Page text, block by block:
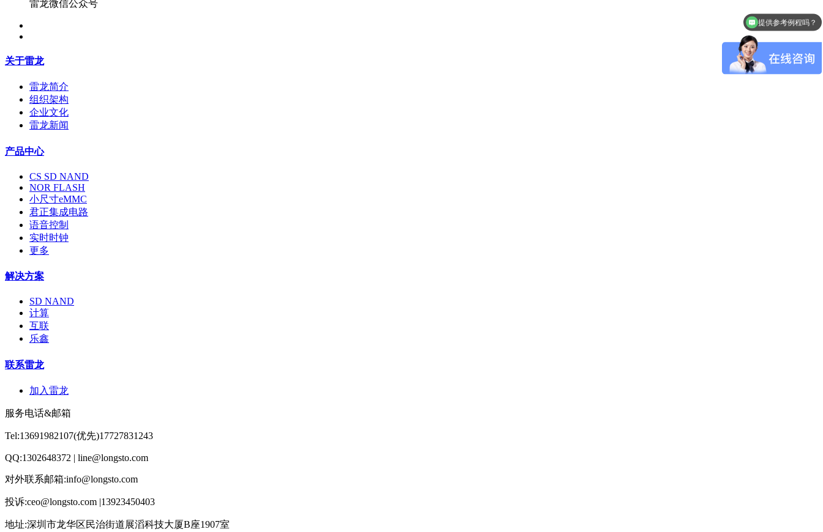
雷龙微信公众号
关于雷龙
雷龙简介
组织架构
企业文化
雷龙新闻
产品中心
CS SD NAND
NOR FLASH
小尺寸eMMC
君正集成电路
语音控制
实时时钟
更多
解决方案
SD NAND
计算
互联
乐鑫
联系雷龙
加入雷龙
服务电话&邮箱
Tel:13691982107(优先)17727831243
QQ:1302648372 | line@longsto.com
对外联系邮箱:info@longsto.com
投诉:ceo@longsto.com |13923450403
地址:深圳市龙华区民治街道展滔科技大厦B座1907室
提供参考例程吗？
怎么申请样品呢？